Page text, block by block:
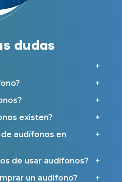
dudas
existen?
audífonos en
de usar audífonos?
un audífono?
a domicilio
audífonos
hasta 200€*
en Castilla-La Mancha
en Galicia
en Asturias
en nuestras
a empresas colaboradoras de
los servicios solicitados, según se
de uso
haber leído y aceptado nuestra